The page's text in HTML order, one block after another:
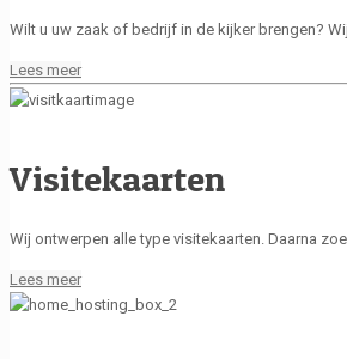
Wilt u uw zaak of bedrijf in de kijker brengen?
Lees meer
Visitekaarten
Wij ontwerpen alle type visitekaarten. Daarna
Lees meer